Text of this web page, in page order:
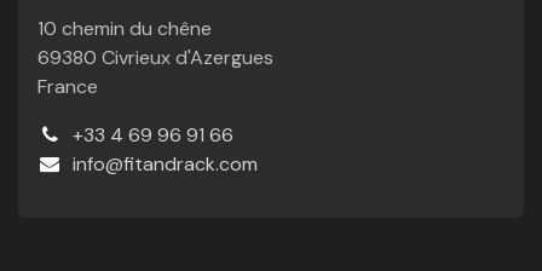
10 chemin du chêne
69380 Civrieux d'Azergues
France
+33 4 69 96 91 66
info@fitandrack.com